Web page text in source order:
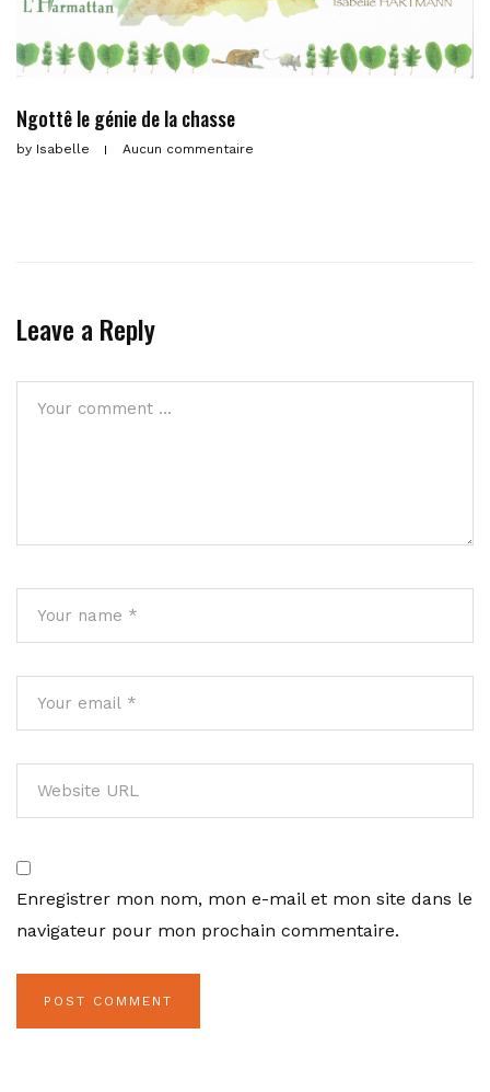
Ngottê le génie de la chasse
by Isabelle Aucun commentaire
Leave a Reply
Enregistrer mon nom, mon e-mail et mon site dans le
navigateur pour mon prochain commentaire.